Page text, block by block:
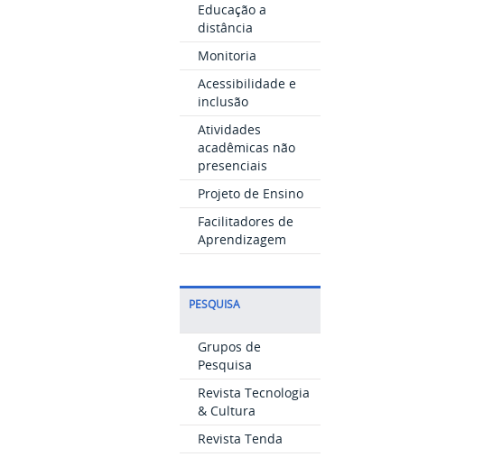
Educação a
distância
Monitoria
Acessibilidade e
inclusão
Atividades
acadêmicas não
presenciais
Projeto de Ensino
Facilitadores de
Aprendizagem
PESQUISA
Grupos de
Pesquisa
Revista Tecnologia
& Cultura
Revista Tenda